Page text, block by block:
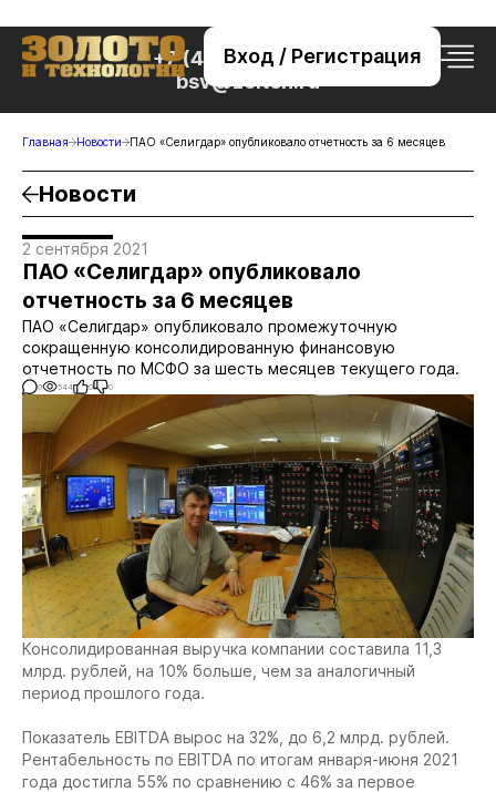
Вход / Регистрация
+7 (495) 221-76-32
bsv@zolteh.ru
Главная Новости ПАО «Селигдар» опубликовало отчетность за 6 месяцев
Новости
2 сентября 2021
ПАО «Селигдар» опубликовало
отчетность за 6 месяцев
ПАО «Селигдар» опубликовало промежуточную
сокращенную консолидированную финансовую
отчетность по МСФО за шесть месяцев текущего года.
0 544 0 0
Консолидированная выручка компании составила 11,3
млрд. рублей, на 10% больше, чем за аналогичный
период прошлого года.
Показатель EBITDA вырос на 32%, до 6,2 млрд. рублей.
Рентабельность по EBITDA по итогам января-июня 2021
года достигла 55% по сравнению с 46% за первое